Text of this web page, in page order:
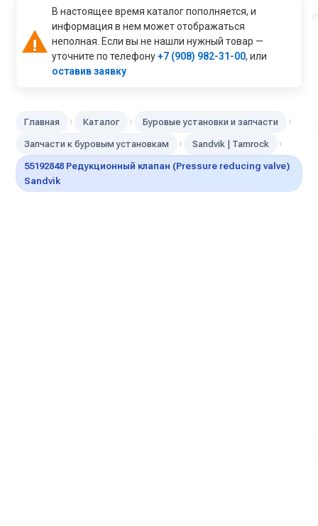
В настоящее время каталог пополняется, и
информация в нем может отображаться
неполная. Если вы не нашли нужный товар —
уточните по телефону+7 (908) 982-31-00, или
оставив заявку
Главная › Каталог › Буровые установки и запчасти ›
Запчасти к буровым установкам › Sandvik | Tamroсk ›
55192848 Редукционный клапан (Pressure reducing valve)
Sandvik